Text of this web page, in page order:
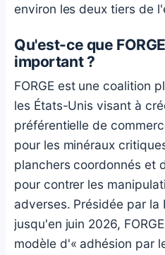
environ les deux tiers de
Qu'est-ce que
important ?
FORGE est une coalition
les États-Unis visant à
préférentielle de
pour les minéraux
planchers coordonnés et
pour contrer les
adverses. Présidée par la
jusqu'en juin 2026,
modèle d'« adhésion par